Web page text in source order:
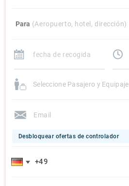
Para (Aeropuerto, hotel, dirección)
Seleccione Pasajero y Equipaje
Desbloquear ofertas de controlador